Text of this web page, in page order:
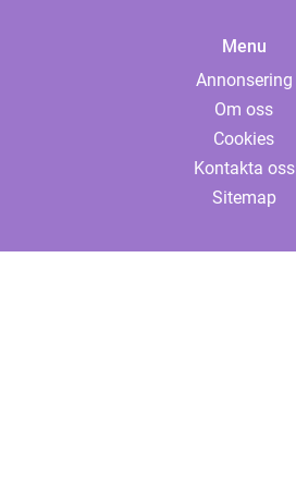
Menu
Annonsering
Om oss
Cookies
Kontakta oss
Sitemap